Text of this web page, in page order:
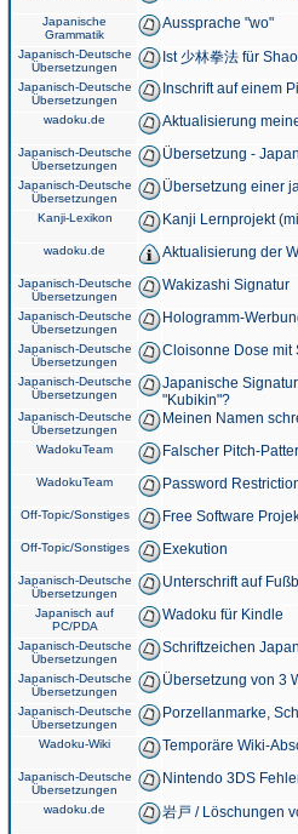
Japanische
Grammatik
Aussprache "wo"
Japanisch-Deutsche
Übersetzungen
Ist 少林拳法 für
Japanisch-Deutsche
Übersetzungen
Inschrift auf einem
wadoku.de Aktualisierung
Japanisch-Deutsche
Übersetzungen
Übersetzung -
Japanisch-Deutsche
Übersetzungen
Übersetzung einer
Kanji-Lexikon Kanji Lernprojekt
wadoku.de Aktualisierung der
Japanisch-Deutsche
Übersetzungen
Wakizashi Signatur
Japanisch-Deutsche
Übersetzungen
Hologramm-
Japanisch-Deutsche
Übersetzungen
Cloisonne Dose mit
Japanisch-Deutsche
Übersetzungen
Japanische
"Kubikin"?
Japanisch-Deutsche
Übersetzungen
Meinen Namen
WadokuTeam Falscher Pitch-
WadokuTeam Password
Off-Topic/Sonstiges Free Software
Off-Topic/Sonstiges Exekution
Japanisch-Deutsche
Übersetzungen
Unterschrift auf
Japanisch auf
PC/PDA
Wadoku für Kindle
Japanisch-Deutsche
Übersetzungen
Schriftzeichen
Japanisch-Deutsche
Übersetzungen
Übersetzung von 3
Japanisch-Deutsche
Übersetzungen
Porzellanmarke,
Wadoku-Wiki Temporäre Wiki-
Japanisch-Deutsche
Übersetzungen
Nintendo 3DS
wadoku.de 岩戸 / Löschungen